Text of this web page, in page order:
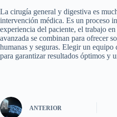
La cirugía general y digestiva es
intervención médica. Es un proceso
experiencia del paciente, el trabajo
avanzada se combinan para ofrecer
humanas y seguras. Elegir un equipo
para garantizar resultados óptimos y
ANTERIOR